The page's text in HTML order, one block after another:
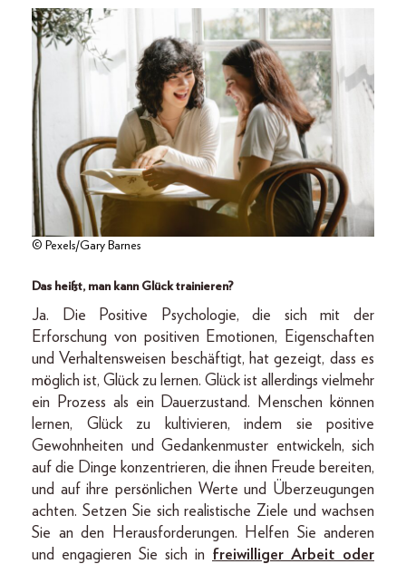
© Pexels/Gary Barnes
Das heißt, man kann Glück trainieren?
Ja. Die Positive Psychologie, die sich mit der
Erforschung von positiven Emotionen, Eigenschaften
und Verhaltensweisen beschäftigt, hat gezeigt, dass es
möglich ist, Glück zu lernen. Glück ist allerdings vielmehr
ein Prozess als ein Dauerzustand. Menschen können
lernen, Glück zu kultivieren, indem sie positive
Gewohnheiten und Gedankenmuster entwickeln, sich
auf die Dinge konzentrieren, die ihnen Freude bereiten,
und auf ihre persönlichen Werte und Überzeugungen
achten. Setzen Sie sich realistische Ziele und wachsen
Sie an den Herausforderungen. Helfen Sie anderen
und engagieren Sie sich in freiwilliger Arbeit oder